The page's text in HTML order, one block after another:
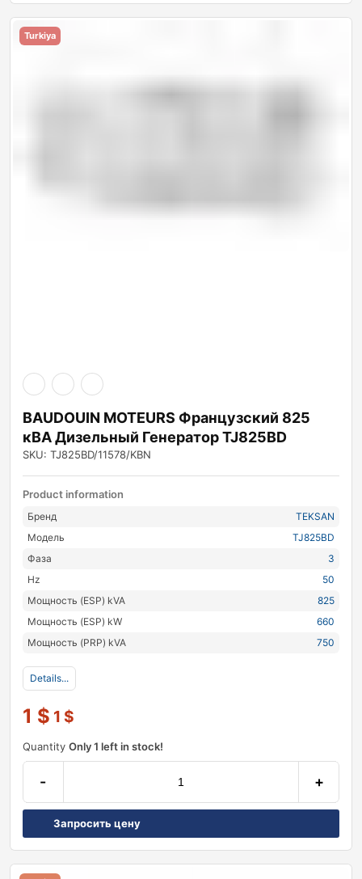
Turkiya
BAUDOUIN MOTEURS Французский 825
кВА Дизельный Генератор TJ825BD
SKU: TJ825BD/11578/KBN
Product information
Бренд
TEKSAN
Модель
TJ825BD
Фаза
3
Hz
50
Мощность (ESP) kVA
825
Мощность (ESP) kW
660
Мощность (PRP) kVA
750
Details...
1 $ 1 $
Quantity Only 1 left in stock!
- +
Запросить цену